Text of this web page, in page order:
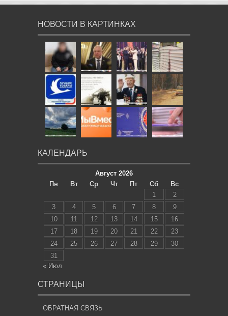
НОВОСТИ В КАРТИНКАХ
КАЛЕНДАРЬ
Август 2026
Пн
Вт Ср Чт Пт Сб
Вс
1
2
3
4 5 6 7 8
9
10
11 12 13 14 15
16
17
18 19 20 21 22
23
24
25 26 27 28 29
30
31
« Июл
СТРАНИЦЫ
ОБРАТНАЯ СВЯЗЬ